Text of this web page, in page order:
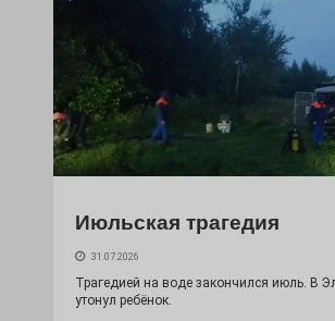
Июльская трагедия
31.07.2026
Трагедией на воде закончился июль. В
утонул ребёнок.